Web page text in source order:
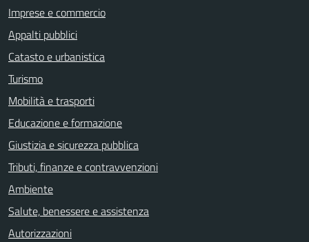
Imprese e commercio
Appalti pubblici
Catasto e urbanistica
Turismo
Mobilità e trasporti
Educazione e formazione
Giustizia e sicurezza pubblica
Tributi, finanze e contravvenzioni
Ambiente
Salute, benessere e assistenza
Autorizzazioni